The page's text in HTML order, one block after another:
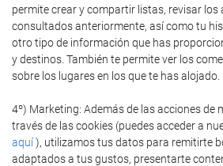
permite crear y compartir listas, revisar los
consultados anteriormente, así como tu
otro tipo de información que has
y destinos. También te permite ver los
sobre los lugares en los que te has alojado.
4º) Marketing: Además de las acciones de
través de las cookies (puedes acceder a
aquí), utilizamos tus datos para remitirte
adaptados a tus gustos, presentarte